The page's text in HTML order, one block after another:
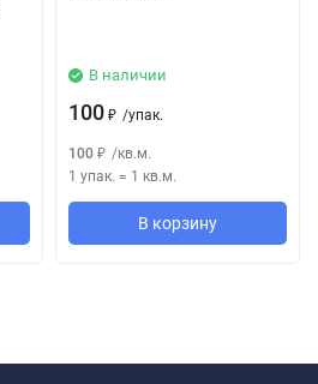
В наличии
100 ₽ /упак.
100 ₽ /кв.м.
1 упак. = 1 кв.м.
В корзину